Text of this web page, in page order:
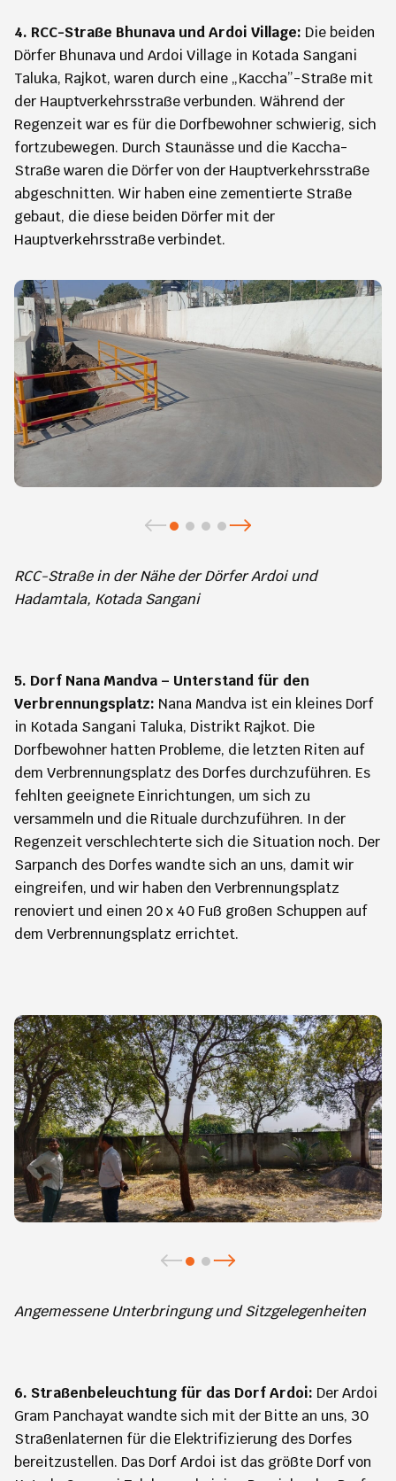
4. RCC-Straße Bhunava und Ardoi Village: Die beiden
Dörfer Bhunava und Ardoi Village in Kotada Sangani
Taluka, Rajkot, waren durch eine „Kaccha”-Straße mit
der Hauptverkehrsstraße verbunden. Während der
Regenzeit war es für die Dorfbewohner schwierig, sich
fortzubewegen. Durch Staunässe und die Kaccha-
Straße waren die Dörfer von der Hauptverkehrsstraße
abgeschnitten. Wir haben eine zementierte Straße
gebaut, die diese beiden Dörfer mit der
Hauptverkehrsstraße verbindet.
RCC-Straße in der Nähe der Dörfer Ardoi und
Hadamtala, Kotada Sangani
5. Dorf Nana Mandva – Unterstand für den
Verbrennungsplatz: Nana Mandva ist ein kleines Dorf
in Kotada Sangani Taluka, Distrikt Rajkot. Die
Dorfbewohner hatten Probleme, die letzten Riten auf
dem Verbrennungsplatz des Dorfes durchzuführen. Es
fehlten geeignete Einrichtungen, um sich zu
versammeln und die Rituale durchzuführen. In der
Regenzeit verschlechterte sich die Situation noch. Der
Sarpanch des Dorfes wandte sich an uns, damit wir
eingreifen, und wir haben den Verbrennungsplatz
renoviert und einen 20 x 40 Fuß großen Schuppen auf
dem Verbrennungsplatz errichtet.
Angemessene Unterbringung und Sitzgelegenheiten
6. Straßenbeleuchtung für das Dorf Ardoi: Der Ardoi
Gram Panchayat wandte sich mit der Bitte an uns, 30
Straßenlaternen für die Elektrifizierung des Dorfes
bereitzustellen. Das Dorf Ardoi ist das größte Dorf von